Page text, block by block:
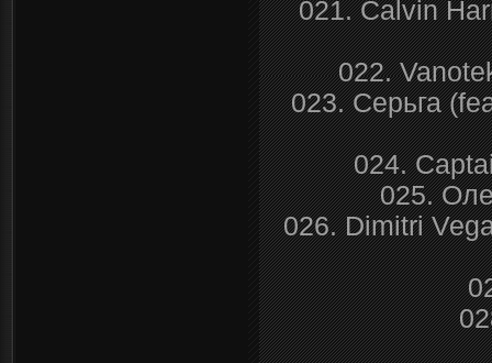
021. Calvin
022.
023. Серьга
024.
025.
026. Dimitri